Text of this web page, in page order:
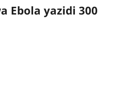
Ebola yazidi 300